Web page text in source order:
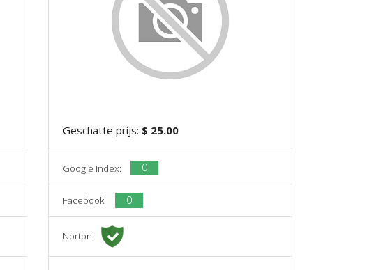
Geschatte prijs: $ 25.00
Google Index: 0
Facebook: 0
Norton: